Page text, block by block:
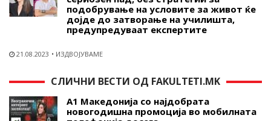
подобрување на условите за живот ќе
дојде до затворање на училишта,
предупредуваат експертите
21.08.2023 ИЗДВОЈУВАМЕ
СЛИЧНИ ВЕСТИ ОД FAKULTETI.MK
А1 Македонија со најдобрата
новогодишна промоција во мобилната